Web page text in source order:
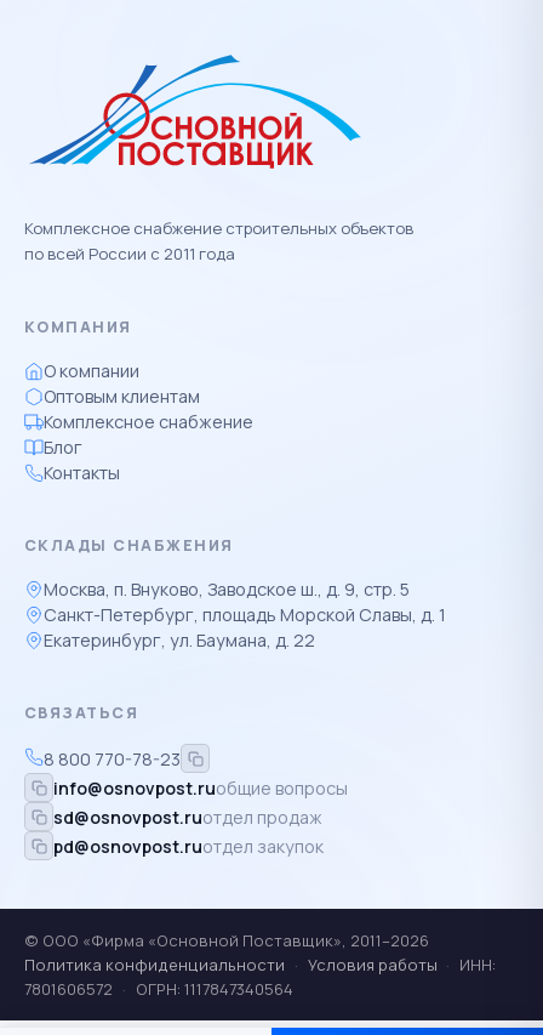
Комплексное снабжение строительных объектов
по всей России с 2011 года
КОМПАНИЯ
О компании
Оптовым клиентам
Комплексное снабжение
Блог
Контакты
СКЛАДЫ СНАБЖЕНИЯ
Москва, п. Внуково, Заводское ш., д. 9, стр. 5
Санкт-Петербург, площадь Морской Славы, д. 1
Екатеринбург, ул. Баумана, д. 22
СВЯЗАТЬСЯ
8 800 770-78-23
info@osnovpost.ruобщие вопросы
sd@osnovpost.ruотдел продаж
pd@osnovpost.ruотдел закупок
© ООО «Фирма «Основной Поставщик», 2011–2026
Политика конфиденциальности · Условия работы · ИНН:
7801606572 · ОГРН: 1117847340564